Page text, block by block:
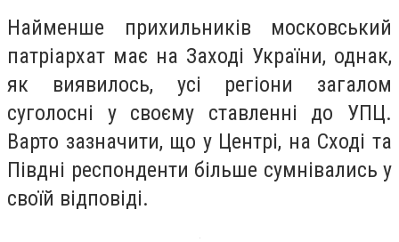
Найменше прихильників московський
патріархат має на Заході України, однак,
як виявилось, усі регіони загалом
суголосні у своєму ставленні до УПЦ.
Варто зазначити, що у Центрі, на Сході та
Півдні респонденти більше сумнівались у
своїй відповіді.